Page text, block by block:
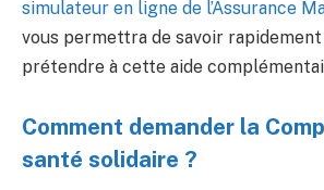
simulateur en ligne de l’Assurance
vous permettra de savoir rapidement
prétendre à cette aide
Comment demander la
santé solidaire ?